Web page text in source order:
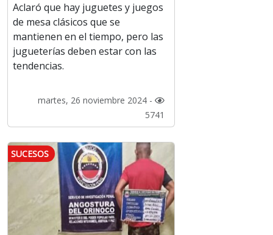
Aclaró que hay juguetes y juegos
de mesa clásicos que se
mantienen en el tiempo, pero las
jugueterías deben estar con las
tendencias.
martes, 26 noviembre 2024 -
5741
SUCESOS